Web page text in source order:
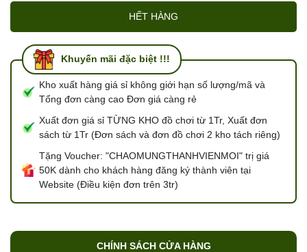
HẾT HÀNG
Khuyến mãi đặc biệt !!!
Kho xuất hàng giá sỉ không giới hạn số lượng/mã và
Tổng đơn càng cao Đơn giá càng rẻ
Xuất đơn giá sỉ TỪNG KHO đồ chơi từ 1Tr, Xuất đơn
sách từ 1Tr (Đơn sách và đơn đồ chơi 2 kho tách riêng)
Tặng Voucher: "CHAOMUNGTHANHVIENMOI" trị giá
50K dành cho khách hàng đăng ký thành viên tại
Website (Điều kiện đơn trên 3tr)
CHÍNH SÁCH CỬA HÀNG